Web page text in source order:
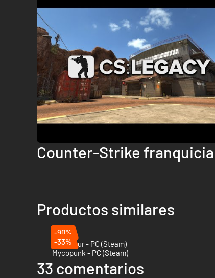
Counter-Strike franquicia
Productos similares
-90%
Zero Hour - PC (Steam)
-33%
Mycopunk - PC (Steam)
33 comentarios